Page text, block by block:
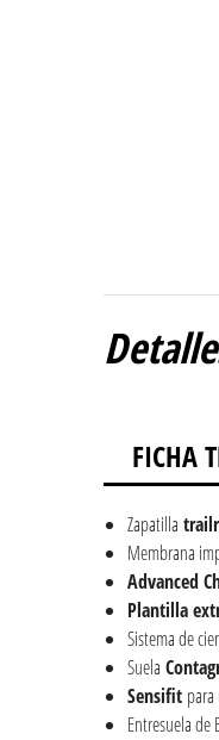
FICHA
Zapatilla
Membrana
Advanced
Plantilla
Sistema de
Suela
Sensifit
Entresuela de